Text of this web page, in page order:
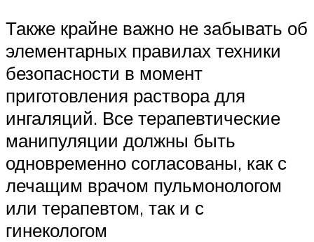
Также крайне важно не забывать об
элементарных правилах техники
безопасности в момент
приготовления раствора для
ингаляций. Все терапевтические
манипуляции должны быть
одновременно согласованы, как с
лечащим врачом пульмонологом
или терапевтом, так и с
гинекологом